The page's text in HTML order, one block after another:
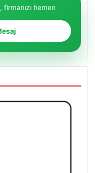
hemen